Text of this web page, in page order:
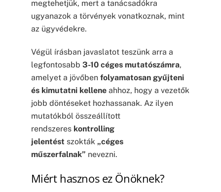
megtehetjük, mert a tanácsadókra
ugyanazok a törvények vonatkoznak, mint
az ügyvédekre.
Végül írásban javaslatot teszünk arra a
legfontosabb 3-10 céges mutatószámra,
amelyet a jövőben folyamatosan gyűjteni
és kimutatni kelleneahhoz, hogy a vezetők
jobb döntéseket hozhassanak. Az ilyen
mutatókból összeállított
rendszeres kontrolling
jelentést szokták „céges
műszerfalnak” nevezni.
Miért hasznos ez Önöknek?